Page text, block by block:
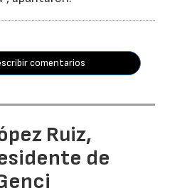
comentarios
Ruiz,
de